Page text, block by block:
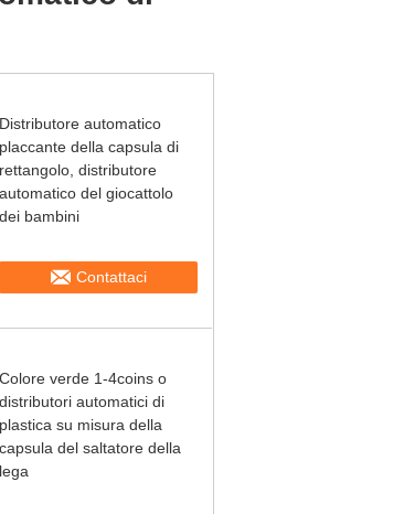
Distributore automatico
placcante della capsula di
rettangolo, distributore
automatico del giocattolo
dei bambini
Contattaci
Colore verde 1-4coins o
distributori automatici di
plastica su misura della
capsula del saltatore della
lega